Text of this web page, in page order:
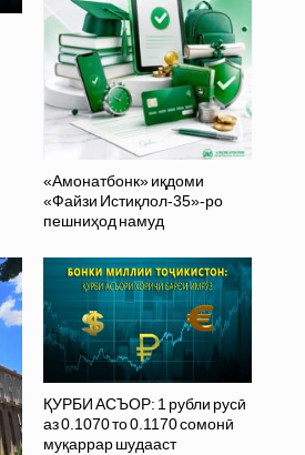
«Амонатбонк» иқдоми
«Файзи Истиқлол-35»-ро
пешниҳод намуд
ҚУРБИ АСЪОР: 1 рубли русӣ
аз 0.1070 то 0.1170 сомонӣ
муқаррар шудааст